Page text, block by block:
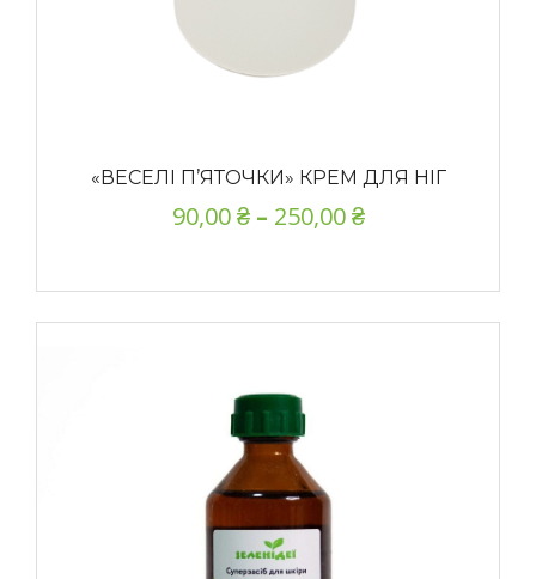
«ВЕСЕЛІ П’ЯТОЧКИ» КРЕМ ДЛЯ НІГ
90,00₴– 250,00₴